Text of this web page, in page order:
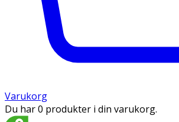
Varukorg
Du har 0 produkter i din varukorg.